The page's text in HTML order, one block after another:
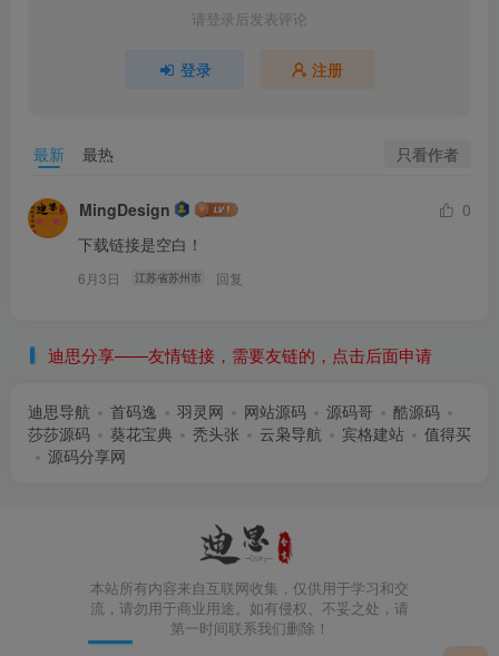
请登录后发表评论
登录 注册
最新 最热 只看作者
MingDesign
0
下载链接是空白！
6月3日 江苏省苏州市 回复
迪思分享——友情链接，需要友链的，点击后面申请
迪思导航 首码逸 羽灵网 网站源码 源码哥
酷源码
莎莎源码
葵花宝典 秃头张 云枭导航 宾格建站
值得买
源码分享网
本站所有内容来自互联网收集，仅供用于学习和交
流，请勿用于商业用途。如有侵权、不妥之处，请
第一时间联系我们删除！